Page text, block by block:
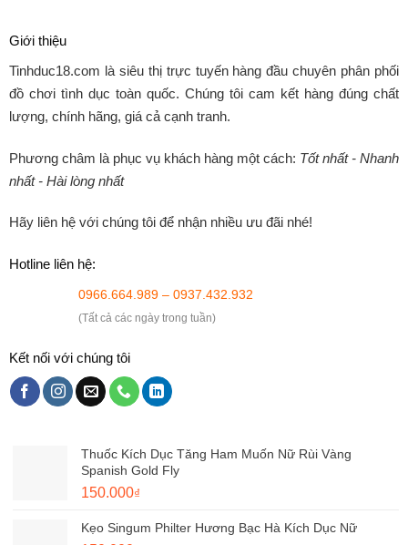
Giới thiệu
Tinhduc18.com là siêu thị trực tuyến hàng đầu chuyên phân phối
đồ chơi tình dục toàn quốc. Chúng tôi cam kết hàng đúng chất
lượng, chính hãng, giá cả cạnh tranh.
Phương châm là phục vụ khách hàng một cách: Tốt nhất - Nhanh
nhất - Hài lòng nhất
Hãy liên hệ với chúng tôi để nhận nhiều ưu đãi nhé!
Hotline liên hệ:
0966.664.989 – 0937.432.932
(Tất cả các ngày trong tuần)
Kết nối với chúng tôi
Thuốc Kích Dục Tăng Ham Muốn Nữ Rùi Vàng
Spanish Gold Fly
Giá
là:
150.000₫
tại
Kẹo Singum Philter Hương Bạc Hà Kích Dục Nữ